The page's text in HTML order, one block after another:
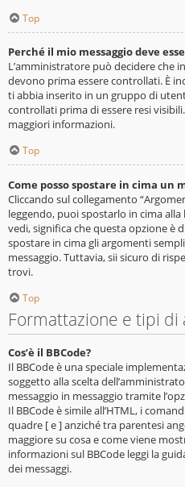
Top
Perché il mio messaggio deve
L’amministratore può decidere che
devono prima essere controllati. È
ti abbia inserito in un gruppo di
controllati prima di essere resi
maggiori informazioni.
Top
Come posso spostare in cima un
Cliccando sul collegamento
leggendo, puoi spostarlo in cima
vedi, significa che questa opzione è
spostare in cima gli argomenti
messaggio. Tuttavia, sii sicuro di
trovi.
Top
Formattazione e tipi di
Cos’è il BBCode?
Il BBCode è una speciale
soggetto alla scelta
messaggio in messaggio tramite
Il BBCode è simile all’HTML, i
quadre [ e ] anziché tra parentesi
maggiore su cosa e come viene
informazioni sul BBCode leggi la
dei messaggi.